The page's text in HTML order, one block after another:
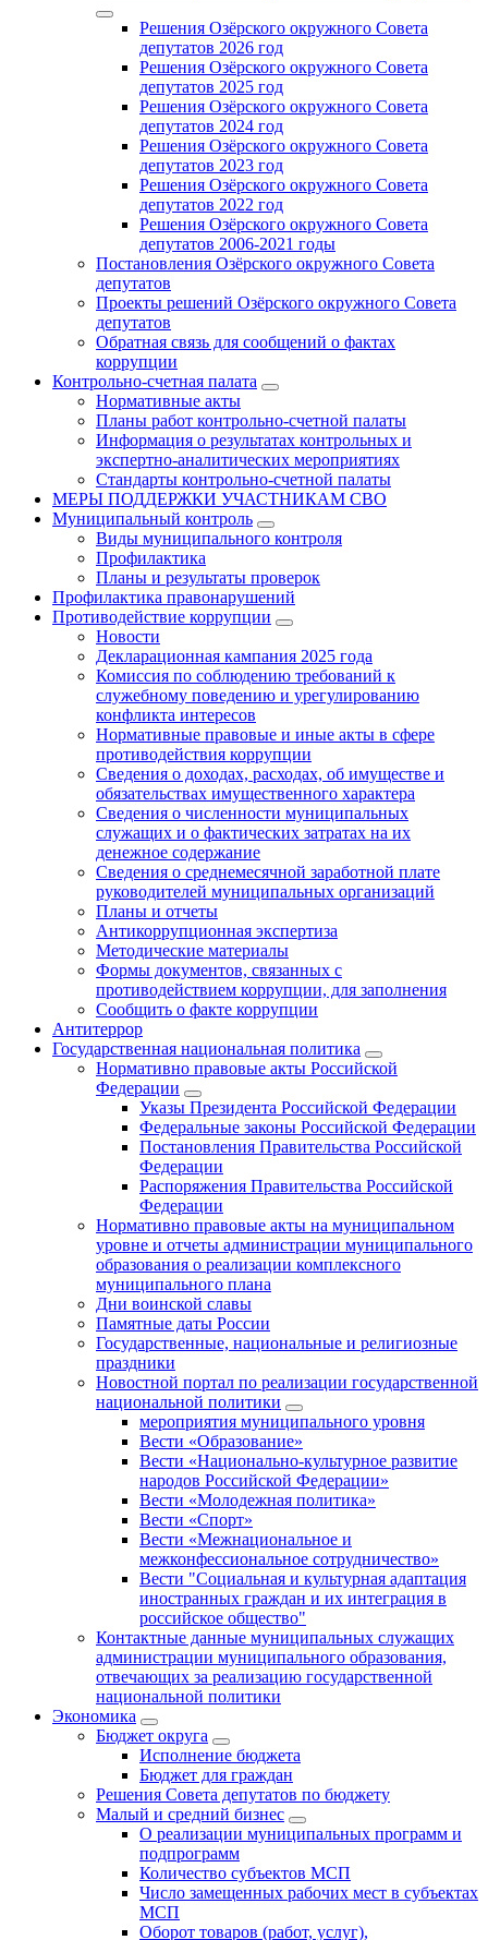
Решения Озёрского окружного Совета
депутатов 2026 год
Решения Озёрского окружного Совета
депутатов 2025 год
Решения Озёрского окружного Совета
депутатов 2024 год
Решения Озёрского окружного Совета
депутатов 2023 год
Решения Озёрского окружного Совета
депутатов 2022 год
Решения Озёрского окружного Совета
депутатов 2006-2021 годы
Постановления Озёрского окружного Совета
депутатов
Проекты решений Озёрского окружного Совета
депутатов
Обратная связь для сообщений о фактах
коррупции
Контрольно-счетная палата
Нормативные акты
Планы работ контрольно-счетной палаты
Информация о результатах контрольных и
экспертно-аналитических мероприятиях
Стандарты контрольно-счетной палаты
МЕРЫ ПОДДЕРЖКИ УЧАСТНИКАМ СВО
Муниципальный контроль
Виды муниципального контроля
Профилактика
Планы и результаты проверок
Профилактика правонарушений
Противодействие коррупции
Новости
Декларационная кампания 2025 года
Комиссия по соблюдению требований к
служебному поведению и урегулированию
конфликта интересов
Нормативные правовые и иные акты в сфере
противодействия коррупции
Сведения о доходах, расходах, об имуществе и
обязательствах имущественного характера
Сведения о численности муниципальных
служащих и о фактических затратах на их
денежное содержание
Сведения о среднемесячной заработной плате
руководителей муниципальных организаций
Планы и отчеты
Антикоррупционная экспертиза
Методические материалы
Формы документов, связанных с
противодействием коррупции, для заполнения
Сообщить о факте коррупции
Антитеррор
Государственная национальная политика
Нормативно правовые акты Российской
Федерации
Указы Президента Российской Федерации
Федеральные законы Российской Федерации
Постановления Правительства Российской
Федерации
Распоряжения Правительства Российской
Федерации
Нормативно правовые акты на муниципальном
уровне и отчеты администрации муниципального
образования о реализации комплексного
муниципального плана
Дни воинской славы
Памятные даты России
Государственные, национальные и религиозные
праздники
Новостной портал по реализации государственной
национальной политики
мероприятия муниципального уровня
Вести «Образование»
Вести «Национально-культурное развитие
народов Российской Федерации»
Вести «Молодежная политика»
Вести «Спорт»
Вести «Межнациональное и
межконфессиональное сотрудничество»
Вести "Социальная и культурная адаптация
иностранных граждан и их интеграция в
российское общество"
Контактные данные муниципальных служащих
администрации муниципального образования,
отвечающих за реализацию государственной
национальной политики
Экономика
Бюджет округa
Исполнение бюджета
Бюджет для граждан
Решения Совета депутатов по бюджету
Малый и средний бизнес
О реализации муниципальных программ и
подпрограмм
Количество субъектов МСП
Число замещенных рабочих мест в субъектах
МСП
Оборот товаров (работ, услуг),